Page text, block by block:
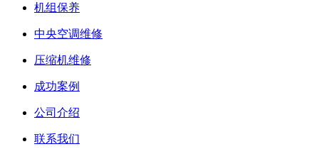
机组保养
中央空调维修
压缩机维修
成功案例
公司介绍
联系我们